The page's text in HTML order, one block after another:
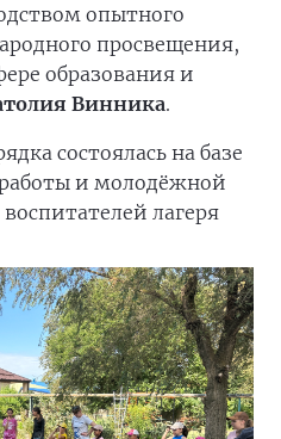
опытного
просвещения,
образования и
Винника.
состоялась на базе
и молодёжной
лагеря